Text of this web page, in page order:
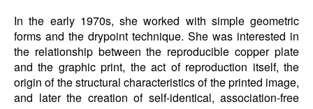
In the early 1970s, she worked with simple geometric
forms and the drypoint technique. She was interested in
the relationship between the reproducible copper plate
and the graphic print, the act of reproduction itself, the
origin of the structural characteristics of the printed image,
and later the creation of self-identical, association-free